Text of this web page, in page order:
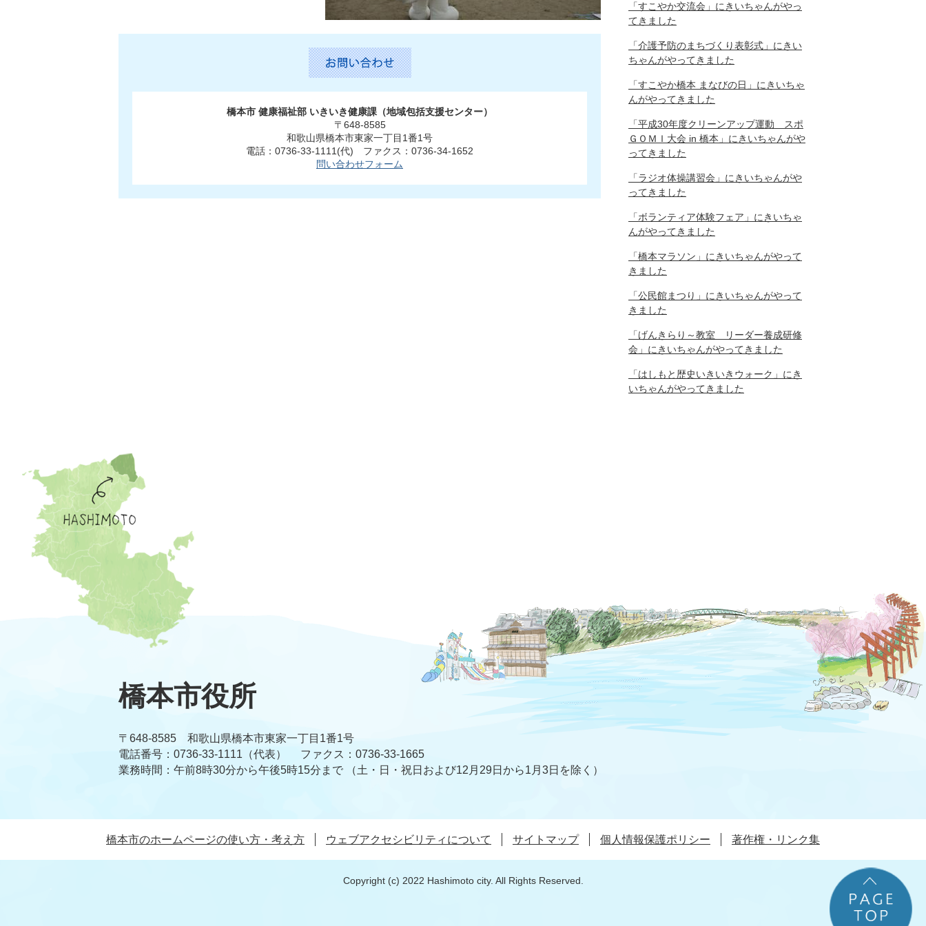
橋本市 健康福祉部 いきいき健康課（地域包括支援センター）
〒648-8585
和歌山県橋本市東家一丁目1番1号
電話：0736-33-1111(代) ファクス：0736-34-1652
問い合わせフォーム
「すこやか交流会」にきいちゃんがやっ
てきました
「介護予防のまちづくり表彰式」にきい
ちゃんがやってきました
「すこやか橋本 まなびの日」にきいちゃ
んがやってきました
「平成30年度クリーンアップ運動 スポ
ＧＯＭＩ大会 in 橋本」にきいちゃんがや
ってきました
「ラジオ体操講習会」にきいちゃんがや
ってきました
「ボランティア体験フェア」にきいちゃ
んがやってきました
「橋本マラソン」にきいちゃんがやって
きました
「公民館まつり」にきいちゃんがやって
きました
「げんきらり～教室 リーダー養成研修
会」にきいちゃんがやってきました
「はしもと歴史いきいきウォーク」にき
いちゃんがやってきました
橋本市役所
〒648-8585 和歌山県橋本市東家一丁目1番1号
電話番号：0736-33-1111（代表）
ファクス：0736-33-1665
業務時間：午前8時30分から午後5時15分まで
（土・日・祝日および12月29日から1月3日を除く）
橋本市のホームページの使い方・考え方 ウェブアクセシビリティについて サイトマップ 個人情報保護ポリシー 著作権・リンク集
Copyright (c) 2022 Hashimoto city. All Rights Reserved.